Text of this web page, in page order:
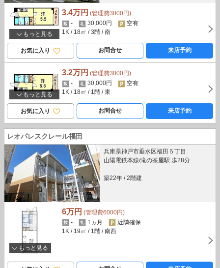
もっと見る
3.4万円 (管理費3000円)
-
30,000円
空有
1K / 18㎡ / 3階 / 南
お気に入り お問合せ 来店予約
もっと見る
3.2万円 (管理費3000円)
-
30,000円
空有
1K / 18㎡ / 1階 / 東
お気に入り お問合せ 来店予約
レオパレスクレール福田
兵庫県神戸市垂水区福田５丁目
山陽電鉄本線/滝の茶屋駅 歩28分
築22年 / 2階建
もっと見る
6万円 (管理費6000円)
-
1ヵ月
近隣確保
1K / 19㎡ / 1階 / 南西